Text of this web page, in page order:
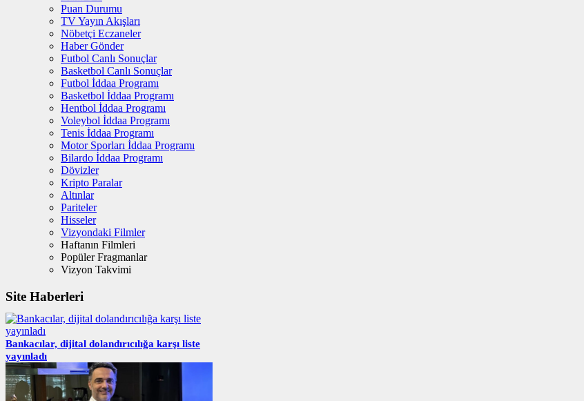
Puan Durumu
TV Yayın Akışları
Nöbetçi Eczaneler
Haber Gönder
Futbol Canlı Sonuçlar
Basketbol Canlı Sonuçlar
Futbol İddaa Programı
Basketbol İddaa Programı
Hentbol İddaa Programı
Voleybol İddaa Programı
Tenis İddaa Programı
Motor Sporları İddaa Programı
Bilardo İddaa Programı
Dövizler
Kripto Paralar
Altınlar
Pariteler
Hisseler
Vizyondaki Filmler
Haftanın Filmleri
Popüler Fragmanlar
Vizyon Takvimi
Site Haberleri
Bankacılar, dijital dolandırıcılığa karşı liste
yayınladı